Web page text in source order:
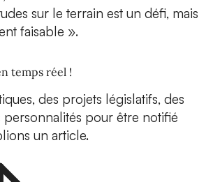
sur le terrain est un défi, mais
faisable ».
temps réel !
des projets législatifs, des
personnalités pour être notifié
un article.